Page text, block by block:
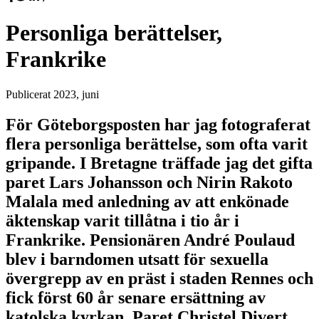
Personliga berättelser,
Frankrike
Publicerat 2023, juni
För Göteborgsposten har jag fotograferat
flera personliga berättelse, som ofta varit
gripande. I Bretagne träffade jag det gifta
paret Lars Johansson och Nirin Rakoto
Malala med anledning av att enkönade
äktenskap varit tillåtna i tio år i
Frankrike. Pensionären André Poulaud
blev i barndomen utsatt för sexuella
övergrepp av en präst i staden Rennes och
fick först 60 år senare ersättning av